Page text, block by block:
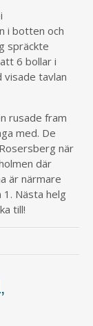
i botten och
spräckte
6 bollar i
tavlan
rusade fram
med. De
när
där
är närmare
1. Nästa helg
till!